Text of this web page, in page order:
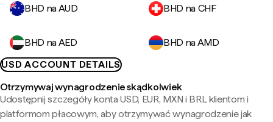
BHD na AUD BHD na CHF
BHD na AED
BHD na AMD
USD ACCOUNT DETAILS
Otrzymywaj wynagrodzenie skądkolwiek
Udostępnij szczegóły konta USD, EUR, MXN i BRL klientom i
platformom płacowym, aby otrzymywać wynagrodzenie jak